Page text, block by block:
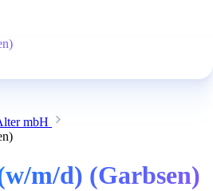
mbH
m/d) (Garbsen)